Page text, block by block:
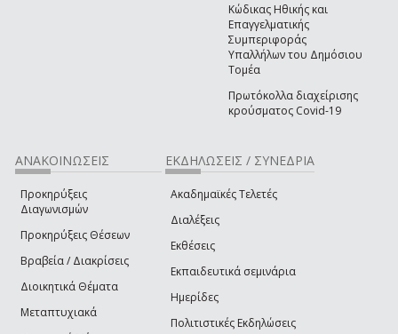
Κώδικας Ηθικής και
Επαγγελματικής
Συμπεριφοράς
Υπαλλήλων του Δημόσιου
Τομέα
Πρωτόκολλα διαχείρισης
κρούσματος Covid-19
ΑΝΑΚΟΙΝΩΣΕΙΣ
Προκηρύξεις
Διαγωνισμών
Προκηρύξεις Θέσεων
Βραβεία / Διακρίσεις
Διοικητικά Θέματα
Μεταπτυχιακά
ΕΚΔΗΛΩΣΕΙΣ / ΣΥΝΕΔΡΙΑ
Ακαδημαϊκές Τελετές
Διαλέξεις
Εκθέσεις
Εκπαιδευτικά σεμινάρια
Ημερίδες
Πολιτιστικές Εκδηλώσεις